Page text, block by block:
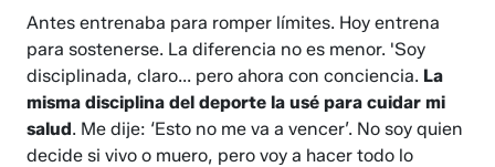
Antes entrenaba para romper límites. Hoy entrena
para sostenerse. La diferencia no es menor. 'Soy
disciplinada, claro... pero ahora con conciencia. La
misma disciplina del deporte la usé para cuidar mi
salud. Me dije: ‘Esto no me va a vencer’. No soy quien
decide si vivo o muero, pero voy a hacer todo lo